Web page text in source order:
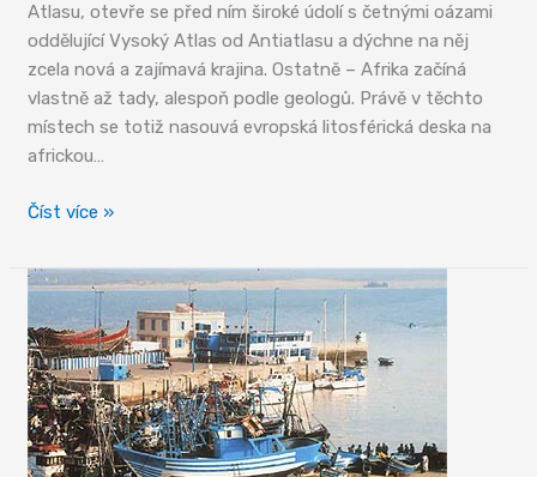
Atlasu, otevře se před ním široké údolí s četnými oázami
oddělující Vysoký Atlas od Antiatlasu a dýchne na něj
zcela nová a zajímavá krajina. Ostatně – Afrika začíná
vlastně až tady, alespoň podle geologů. Právě v těchto
místech se totiž nasouvá evropská litosférická deska na
africkou…
Berberské
Číst více »